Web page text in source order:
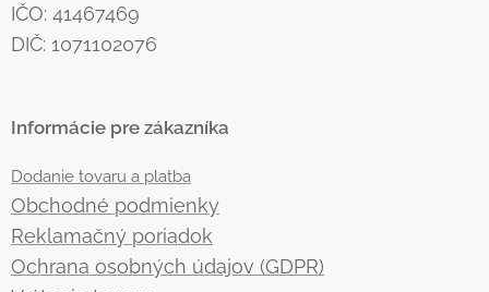
IČO: 41467469
DIČ: 1071102076
Informácie pre zákazníka
Dodanie tovaru a platba
Obchodné podmienky
Reklamačný poriadok
Ochrana osobných údajov (GDPR)